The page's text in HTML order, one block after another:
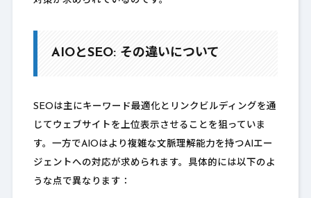
AIOとSEO: その違いについて
SEOは主にキーワード最適化とリンクビルディングを通
じてウェブサイトを上位表示させることを狙っていま
す。一方でAIOはより複雑な文脈理解能力を持つAIエー
ジェントへの対応が求められます。具体的には以下のよ
うな点で異なります：